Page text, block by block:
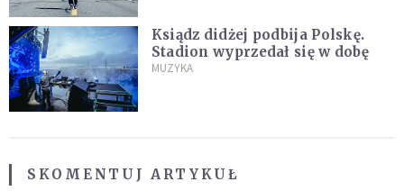
Ksiądz didżej podbija Polskę.
Stadion wyprzedał się w dobę
MUZYKA
SKOMENTUJ ARTYKUŁ